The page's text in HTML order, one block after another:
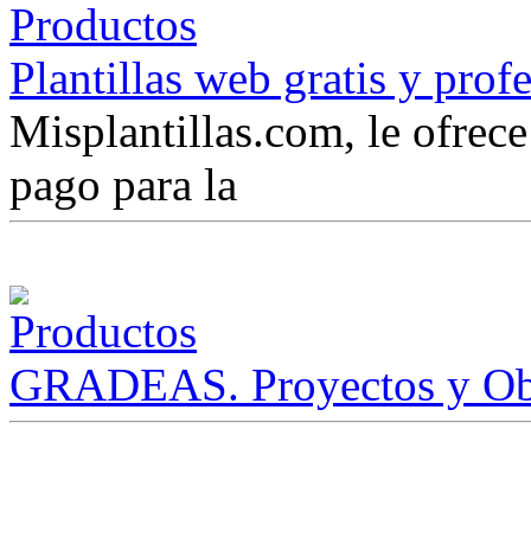
Plantillas web gratis y
Misplantillas.com, le
pago para la
GRADEAS. Proyectos y